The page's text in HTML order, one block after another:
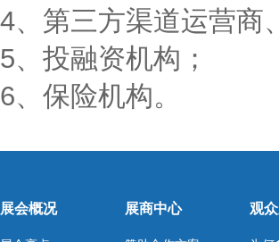
4、第三方渠道运营商
5、投融资机构；
6、保险机构。
展会概况 展商中心 观